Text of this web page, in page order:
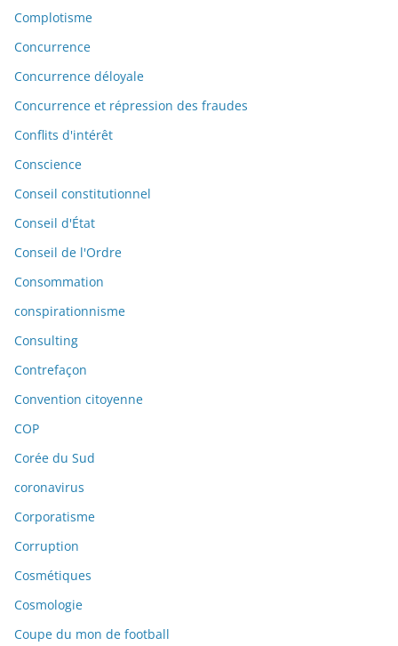
Complotisme
Concurrence
Concurrence déloyale
Concurrence et répression des fraudes
Conflits d'intérêt
Conscience
Conseil constitutionnel
Conseil d'État
Conseil de l'Ordre
Consommation
conspirationnisme
Consulting
Contrefaçon
Convention citoyenne
COP
Corée du Sud
coronavirus
Corporatisme
Corruption
Cosmétiques
Cosmologie
Coupe du mon de football